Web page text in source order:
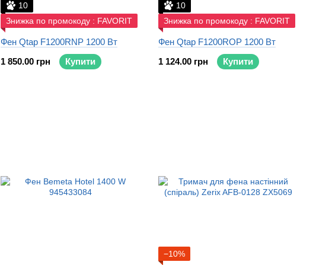
10
Знижка по промокоду : FAVORIT
Фен Qtap F1200RNP 1200 Вт
1 850.00 грн
Купити
10
Знижка по промокоду : FAVORIT
Фен Qtap F1200ROP 1200 Вт
1 124.00 грн
Купити
−10%